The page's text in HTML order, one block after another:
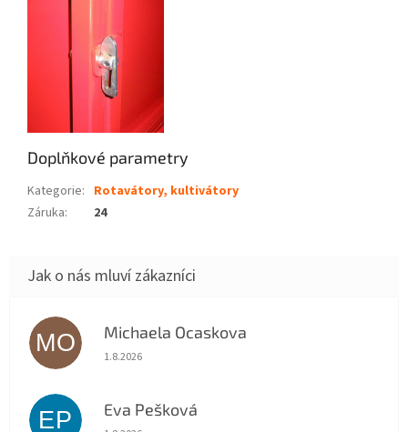
Doplňkové parametry
Kategorie: Rotavátory, kultivátory
Záruka: 24
MO Michaela Ocaskova
Hodnocení obchodu je 5 z 5 hvězdiček.
1.8.2026
EP Eva Pešková